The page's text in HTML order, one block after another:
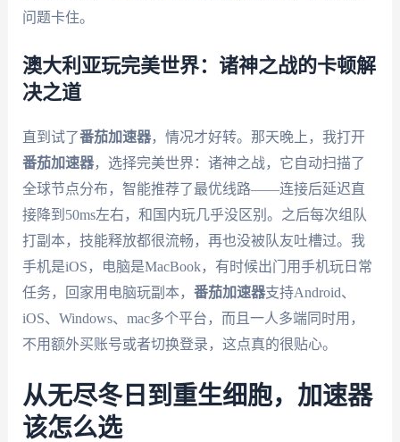
问题卡住。
澳大利亚玩完美世界：诸神之战的卡顿解
决之道
直到试了番茄加速器，情况才好转。那天晚上，我打开
番茄加速器，选择完美世界：诸神之战，它自动扫描了
全球节点分布，智能推荐了最优线路——连接后延迟直
接降到50ms左右，和国内玩几乎没区别。之后每次组队
打副本，技能释放都很流畅，再也没被队友吐槽过。我
手机是iOS，电脑是MacBook，有时候出门用手机玩日常
任务，回家用电脑玩副本， 番茄加速器支持Android、
iOS、Windows、mac多个平台，而且一人多端同时用，
不用额外买账号或者切换登录，这点真的很贴心。
从无尽冬日到重生细胞，加速器
该怎么选